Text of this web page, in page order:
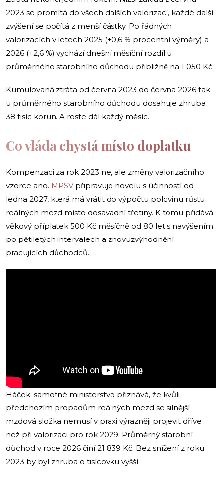
2023 se promítá do všech dalších valorizací, každé další
zvýšení se počítá z menší částky. Po řádných
valorizacích v letech 2025 (+0,6 % procentní výměry) a
2026 (+2,6 %) vychází dnešní měsíční rozdíl u
průměrného starobního důchodu přibližně na 1 050 Kč.
Kumulovaná ztráta od června 2023 do června 2026 tak
u průměrného starobního důchodu dosahuje zhruba
38 tisíc korun. A roste dál každý měsíc.
Co vláda chystá místo doplatku
Kompenzaci za rok 2023 ne, ale změny valorizačního
vzorce ano. MPSVpřipravuje novelu s účinností od
ledna 2027, která má vrátit do výpočtu polovinu růstu
reálných mezd místo dosavadní třetiny. K tomu přidává
věkový příplatek 500 Kč měsíčně od 80 let s navýšením
po pětiletých intervalech a znovuzvýhodnění
pracujících důchodců.
Háček: samotné ministerstvo přiznává, že kvůli
předchozím propadům reálných mezd se silnější
mzdová složka nemusí v praxi výrazněji projevit dříve
než při valorizaci pro rok 2029. Průměrný starobní
důchod v roce 2026 činí 21 839 Kč. Bez snížení z roku
2023 by byl zhruba o tisícovku vyšší.